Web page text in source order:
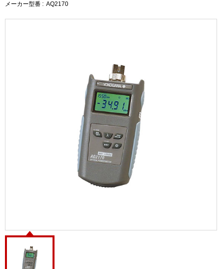
メーカー型番 : AQ2170